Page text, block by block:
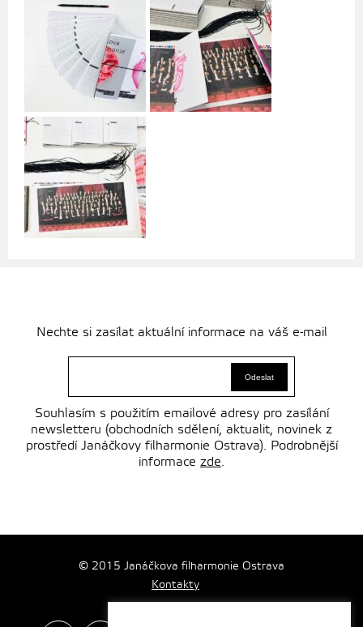
Nechte si zasílat aktuální informace na váš e-mail
Souhlasím s použitím emailové adresy pro zasílání
newsletteru (obchodních sdělení, aktualit, novinek z
prostředí Janáčkovy filharmonie Ostrava). Podrobnější
informace zde.
© 2015 Janáčkova filharmonie Ostrava
Kontakty